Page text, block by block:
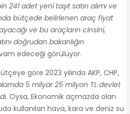
241 adet yeni taşıt satın alımı ve
bütçede belirlenen araç fiyat
ve bu araçların cinsini,
doğrudan bakanlığın
edeceği görülüyor.
göre 2023 yılında AKP, CHP,
5 milyar 25 milyon TL devlet
Oysa, Ekonomik açmazda olan
kullanılan hava, kara ve deniz su